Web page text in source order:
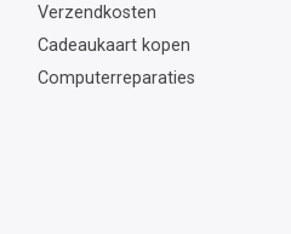
Verzendkosten
Cadeaukaart kopen
Computerreparaties